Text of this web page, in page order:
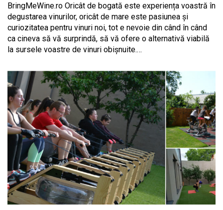
BringMeWine.ro Oricât de bogată este experiența voastră în
degustarea vinurilor, oricât de mare este pasiunea și
curiozitatea pentru vinuri noi, tot e nevoie din când în când
ca cineva să vă surprindă, să vă ofere o alternativă viabilă
la sursele voastre de vinuri obișnuite.…